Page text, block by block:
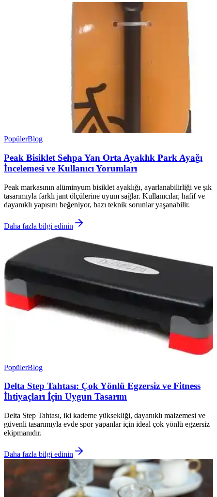
PopülerBlog
Peak Bisiklet Sehpa Yan Orta Ayaklık Park Ayağı
İncelemesi ve Kullanıcı Yorumları
Peak markasının alüminyum bisiklet ayaklığı, ayarlanabilirliği ve şık
tasarımıyla farklı jant ölçülerine uyum sağlar. Kullanıcılar, hafif ve
dayanıklı yapısını beğeniyor, bazı teknik sorunlar yaşanabilir.
Daha fazla bilgi edinin
PopülerBlog
Delta Step Tahtası: Çok Yönlü Egzersiz ve Fitness
İhtiyaçları İçin Uygun Tasarım
Delta Step Tahtası, iki kademe yüksekliği, dayanıklı malzemesi ve
güvenli tasarımıyla evde spor yapanlar için ideal çok yönlü egzersiz
ekipmanıdır.
Daha fazla bilgi edinin